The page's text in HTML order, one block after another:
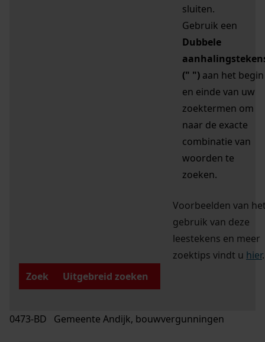
sluiten.
Gebruik een
Dubbele
(" ") aan het begin
en einde van uw
zoektermen om
naar de exacte
combinatie van
woorden te
zoeken.
Voorbeelden van
gebruik van deze
leestekens en meer
zoektips vindt u hier.
Zoek
Uitgebreid zoeken
0473-BD Gemeente Andijk, bouwvergunningen